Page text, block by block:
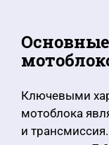
Ключевыми
мотоблока
и